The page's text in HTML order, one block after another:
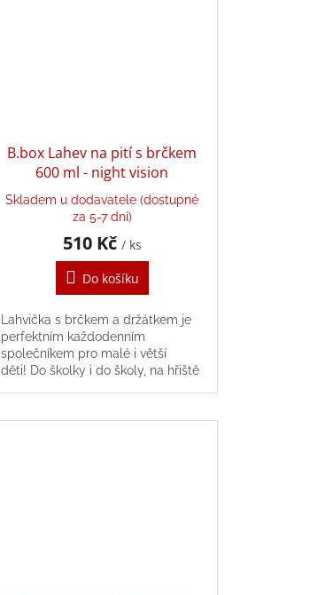
B.box Lahev na pití s brčkem
600 ml - night vision
Skladem u dodavatele (dostupné
za 5-7 dní)
510 Kč / ks
Do košíku
Lahvička s brčkem a držátkem je
perfektním každodenním
společníkem pro malé i větší
děti! Do školky i do školy, na hřiště